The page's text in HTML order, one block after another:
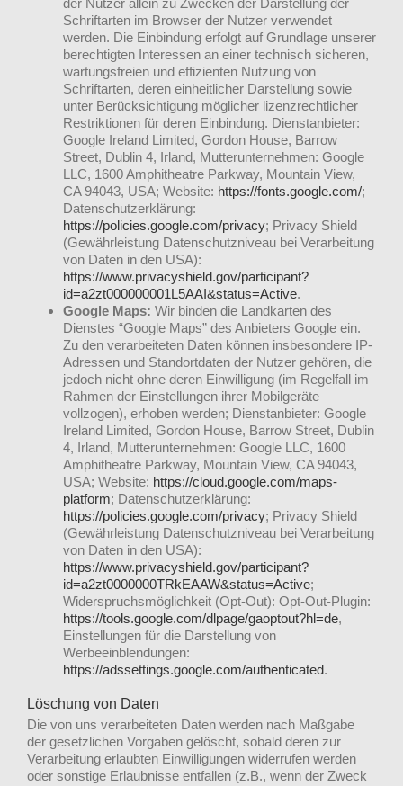
Schriftarten im Browser der Nutzer verwendet
werden. Die Einbindung erfolgt auf Grundlage unserer
berechtigten Interessen an einer technisch sicheren,
wartungsfreien und effizienten Nutzung von
Schriftarten, deren einheitlicher Darstellung sowie
unter Berücksichtigung möglicher lizenzrechtlicher
Restriktionen für deren Einbindung. Dienstanbieter:
Google Ireland Limited, Gordon House, Barrow
Street, Dublin 4, Irland, Mutterunternehmen: Google
LLC, 1600 Amphitheatre Parkway, Mountain View,
CA 94043, USA; Website: https://fonts.google.com/;
Datenschutzerklärung:
https://policies.google.com/privacy; Privacy Shield
(Gewährleistung Datenschutzniveau bei Verarbeitung
von Daten in den USA):
https://www.privacyshield.gov/participant?
id=a2zt000000001L5AAI&status=Active.
Google Maps: Wir binden die Landkarten des
Dienstes “Google Maps” des Anbieters Google ein.
Zu den verarbeiteten Daten können insbesondere IP-
Adressen und Standortdaten der Nutzer gehören, die
jedoch nicht ohne deren Einwilligung (im Regelfall im
Rahmen der Einstellungen ihrer Mobilgeräte
vollzogen), erhoben werden; Dienstanbieter: Google
Ireland Limited, Gordon House, Barrow Street, Dublin
4, Irland, Mutterunternehmen: Google LLC, 1600
Amphitheatre Parkway, Mountain View, CA 94043,
USA; Website: https://cloud.google.com/maps-
platform; Datenschutzerklärung:
https://policies.google.com/privacy; Privacy Shield
(Gewährleistung Datenschutzniveau bei Verarbeitung
von Daten in den USA):
https://www.privacyshield.gov/participant?
id=a2zt0000000TRkEAAW&status=Active;
Widerspruchsmöglichkeit (Opt-Out): Opt-Out-Plugin:
https://tools.google.com/dlpage/gaoptout?hl=de,
Einstellungen für die Darstellung von
Werbeeinblendungen:
https://adssettings.google.com/authenticated.
Löschung von Daten
Die von uns verarbeiteten Daten werden nach Maßgabe
der gesetzlichen Vorgaben gelöscht, sobald deren zur
Verarbeitung erlaubten Einwilligungen widerrufen werden
oder sonstige Erlaubnisse entfallen (z.B., wenn der Zweck